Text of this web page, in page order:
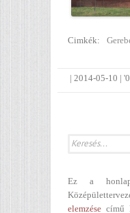
Cimkék:
| 2014-05-10 |
Ez a
elemzése című